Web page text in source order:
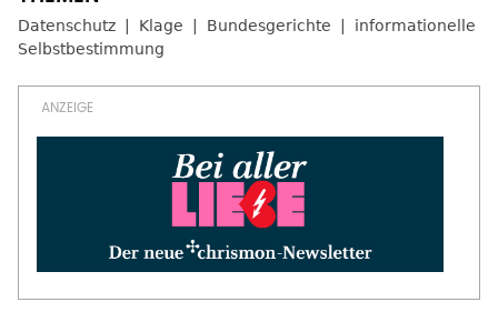
Datenschutz Klage Bundesgerichte
informationelle
Selbstbestimmung